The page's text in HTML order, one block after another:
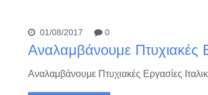
01/08/2017 0
Αναλαμβάνουμε Πτυχιακές
Αναλαμβάνουμε Πτυχιακές Εργασίες